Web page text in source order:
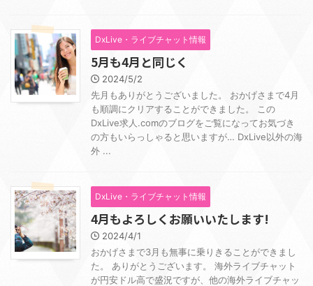
DxLive・ライブチャット情報
5月も4月と同じく
2024/5/2
先月もありがとうございました。 おかげさまで4月
も順調にクリアすることができました。 この
DxLive求人.comのブログをご覧になってお気づき
の方もいらっしゃると思いますが… DxLive以外の海
外 ...
DxLive・ライブチャット情報
4月もよろしくお願いいたします!
2024/4/1
おかげさまで3月も無事に乗りきることができまし
た。 ありがとうございます。 海外ライブチャット
が円安ドル高で盛況ですが、他の海外ライブチャッ